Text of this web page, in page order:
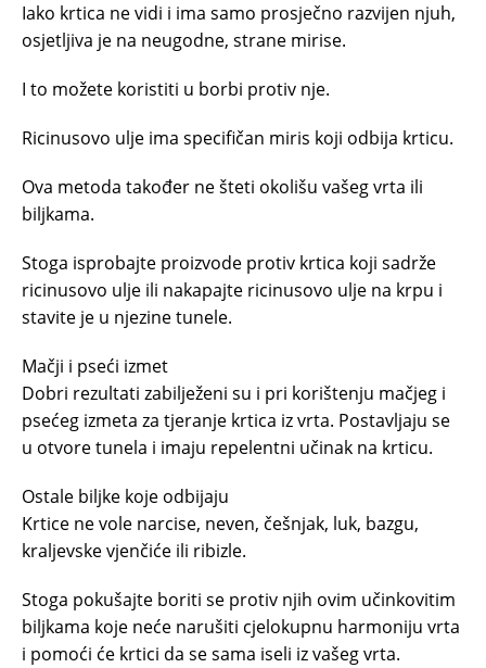
Iako krtica ne vidi i ima samo prosječno razvijen njuh,
osjetljiva je na neugodne, strane mirise.
I to možete koristiti u borbi protiv nje.
Ricinusovo ulje ima specifičan miris koji odbija krticu.
Ova metoda također ne šteti okolišu vašeg vrta ili
biljkama.
Stoga isprobajte proizvode protiv krtica koji sadrže
ricinusovo ulje ili nakapajte ricinusovo ulje na krpu i
stavite je u njezine tunele.
Mačji i pseći izmet
Dobri rezultati zabilježeni su i pri korištenju mačjeg i
psećeg izmeta za tjeranje krtica iz vrta. Postavljaju se
u otvore tunela i imaju repelentni učinak na krticu.
Ostale biljke koje odbijaju
Krtice ne vole narcise, neven, češnjak, luk, bazgu,
kraljevske vjenčiće ili ribizle.
Stoga pokušajte boriti se protiv njih ovim učinkovitim
biljkama koje neće narušiti cjelokupnu harmoniju vrta
i pomoći će krtici da se sama iseli iz vašeg vrta.